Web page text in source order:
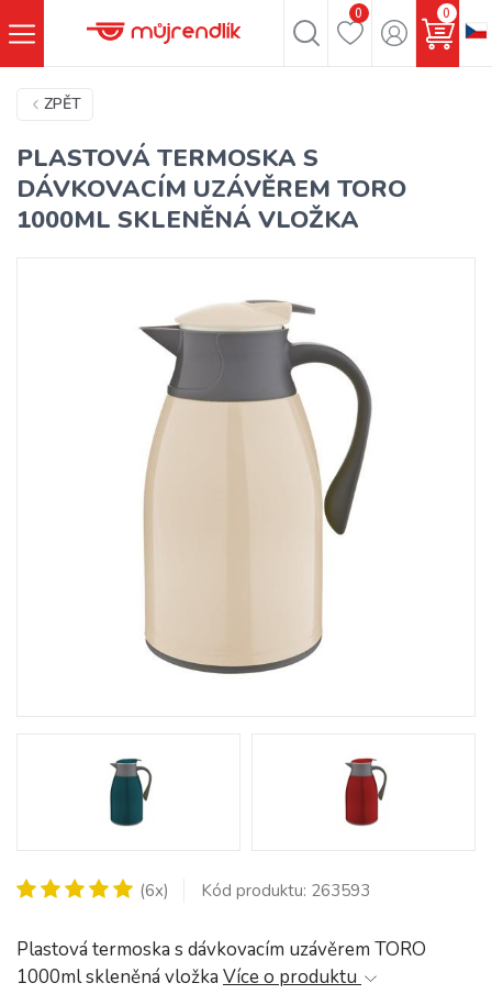
0 0
ZPĚT
PLASTOVÁ TERMOSKA S
DÁVKOVACÍM UZÁVĚREM TORO
1000ML SKLENĚNÁ VLOŽKA
(6x) Kód produktu: 263593
Plastová termoska s dávkovacím uzávěrem TORO
1000ml skleněná vložka Více o produktu